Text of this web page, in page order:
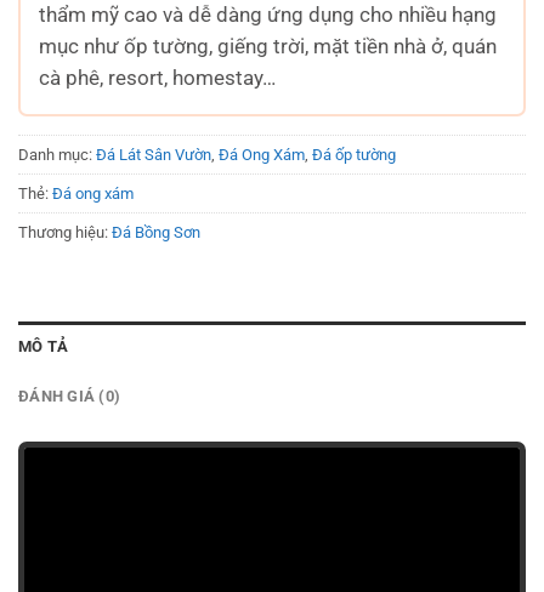
thẩm mỹ cao và dễ dàng ứng dụng cho nhiều hạng
mục như ốp tường, giếng trời, mặt tiền nhà ở, quán
cà phê, resort, homestay…
Danh mục: Đá Lát Sân Vườn Đá Ong Xám Đá ốp tường
Thẻ: Đá ong xám
Thương hiệu: Đá Bồng Sơn
MÔ TẢ
ĐÁNH GIÁ (0)